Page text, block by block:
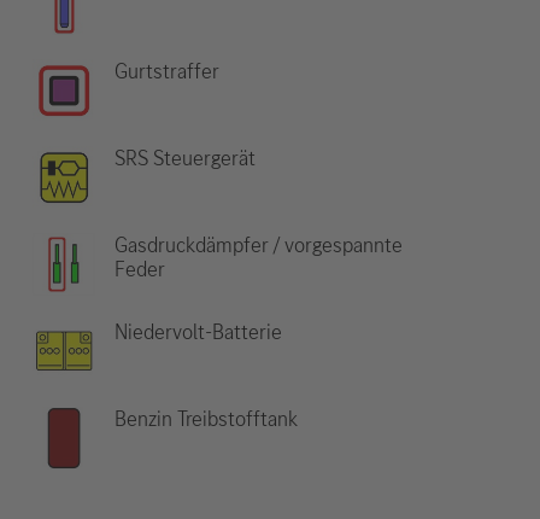
Gurtstraffer
SRS Steuergerät
Gasdruckdämpfer / vorgespannte
Feder
Niedervolt-Batterie
Benzin Treibstofftank